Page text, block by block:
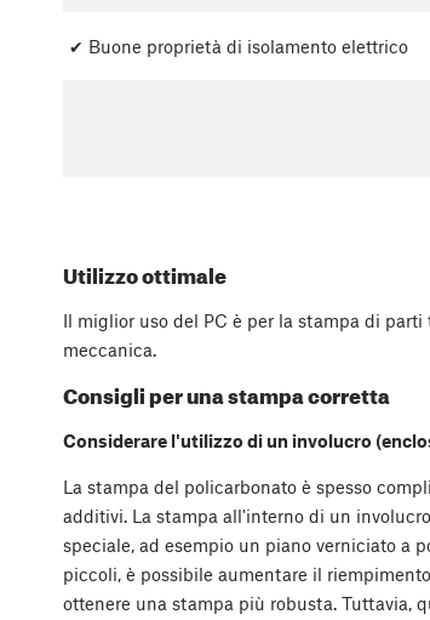
✔ Buone proprietà di isolamento elettrico
Utilizzo ottimale
Il miglior uso del PC è per la stampa di
meccanica.
Consigli per una stampa corretta
Considerare l'utilizzo di un involucro
La stampa del policarbonato è spesso
additivi. La stampa all'interno di un
speciale, ad esempio un piano verniciato a
piccoli, è possibile aumentare il
ottenere una stampa più robusta. Tuttavia,